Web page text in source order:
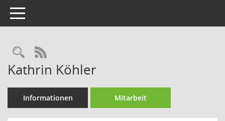
Toggle navigation
Rechercheauswahl
RSS-Feed
Kathrin Köhler
Informationen Mitarbeit